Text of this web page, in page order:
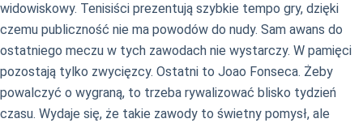
widowiskowy. Tenisiści prezentują szybkie tempo gry, dzięki
czemu publiczność nie ma powodów do nudy. Sam awans do
ostatniego meczu w tych zawodach nie wystarczy. W pamięci
pozostają tylko zwycięzcy. Ostatni to Joao Fonseca. Żeby
powalczyć o wygraną, to trzeba rywalizować blisko tydzień
czasu. Wydaje się, że takie zawody to świetny pomysł, ale